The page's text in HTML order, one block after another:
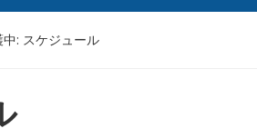
中: スケジュール